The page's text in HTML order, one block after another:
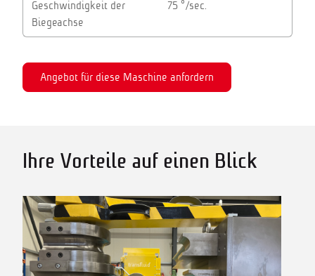
Geschwindigkeit der
Biegeachse
75 °/sec.
Angebot für diese Maschine anfordern
Ihre Vorteile auf einen Blick